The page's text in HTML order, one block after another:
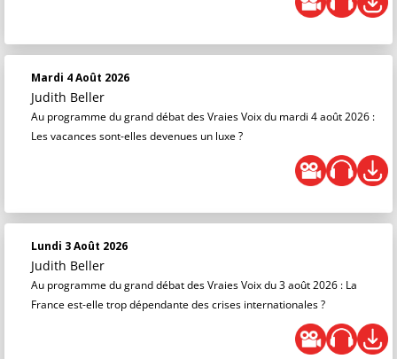
Mardi 4 Août 2026
Judith Beller
Au programme du grand débat des Vraies Voix du mardi 4 août 2026 :
Les vacances sont-elles devenues un luxe ?
Lundi 3 Août 2026
Judith Beller
Au programme du grand débat des Vraies Voix du 3 août 2026 : La
France est-elle trop dépendante des crises internationales ?